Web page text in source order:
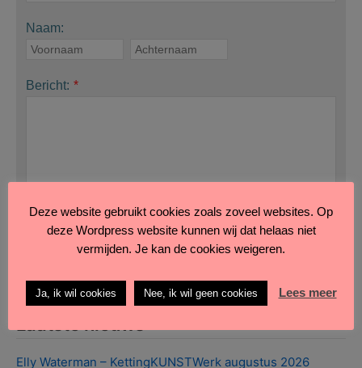
Naam:
Bericht: *
Verzend bericht Maak formulier leeg
Elly Waterman – KettingKUNSTWerk augustus 2026
Deze website gebruikt cookies zoals zoveel websites. Op
deze Wordpress website kunnen wij dat helaas niet
vermijden. Je kan de cookies weigeren.
Ja, ik wil cookies Nee, ik wil geen cookies Lees meer